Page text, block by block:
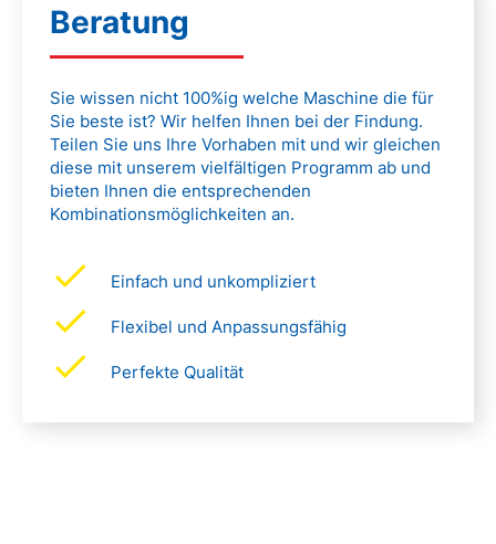
Beratung
Sie wissen nicht 100%ig welche Maschine die für
Sie beste ist? Wir helfen Ihnen bei der Findung.
Teilen Sie uns Ihre Vorhaben mit und wir gleichen
diese mit unserem vielfältigen Programm ab und
bieten Ihnen die entsprechenden
Kombinationsmöglichkeiten an.
Einfach und unkompliziert
Flexibel und Anpassungsfähig
Perfekte Qualität